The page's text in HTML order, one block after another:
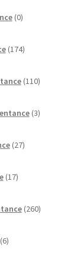
0izdelkov
174izdelkov
110izdelkov
3izdelki
27izdelkov
17izdelkov
260izdelkov
6izdelkov